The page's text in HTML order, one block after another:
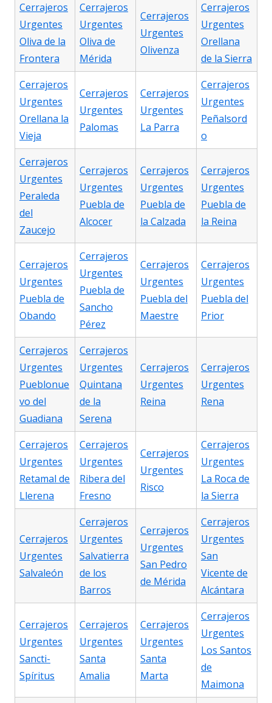
Cerrajeros
Urgentes
Oliva de la
Frontera
Cerrajeros
Urgentes
Oliva de
Mérida
Cerrajeros
Urgentes
Olivenza
Cerrajeros
Urgentes
Orellana
de la Sierra
Cerrajeros
Urgentes
Orellana la
Vieja
Cerrajeros
Urgentes
Palomas
Cerrajeros
Urgentes
La Parra
Cerrajeros
Urgentes
Peñalsord
o
Cerrajeros
Urgentes
Peraleda
del
Zaucejo
Cerrajeros
Urgentes
Puebla de
Alcocer
Cerrajeros
Urgentes
Puebla de
la Calzada
Cerrajeros
Urgentes
Puebla de
la Reina
Cerrajeros
Urgentes
Puebla de
Obando
Cerrajeros
Urgentes
Puebla de
Sancho
Pérez
Cerrajeros
Urgentes
Puebla del
Maestre
Cerrajeros
Urgentes
Puebla del
Prior
Cerrajeros
Urgentes
Pueblonue
vo del
Guadiana
Cerrajeros
Urgentes
Quintana
de la
Serena
Cerrajeros
Urgentes
Reina
Cerrajeros
Urgentes
Rena
Cerrajeros
Urgentes
Retamal de
Llerena
Cerrajeros
Urgentes
Ribera del
Fresno
Cerrajeros
Urgentes
Risco
Cerrajeros
Urgentes
La Roca de
la Sierra
Cerrajeros
Urgentes
Salvaleón
Cerrajeros
Urgentes
Salvatierra
de los
Barros
Cerrajeros
Urgentes
San Pedro
de Mérida
Cerrajeros
Urgentes
San
Vicente de
Alcántara
Cerrajeros
Urgentes
Sancti-
Spíritus
Cerrajeros
Urgentes
Santa
Amalia
Cerrajeros
Urgentes
Santa
Marta
Cerrajeros
Urgentes
Los Santos
de
Maimona